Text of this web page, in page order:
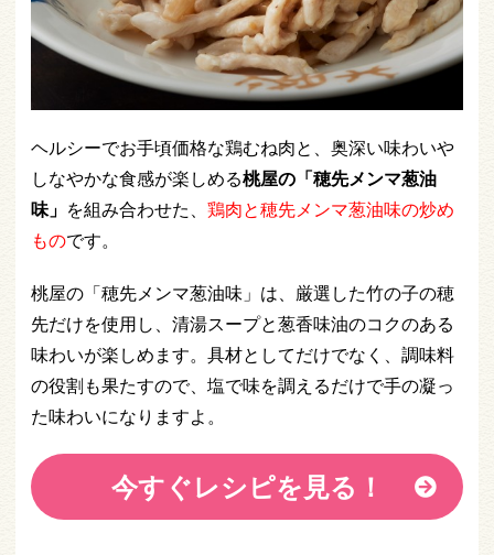
ヘルシーでお手頃価格な鶏むね肉と、奥深い味わいや
しなやかな食感が楽しめる桃屋の「穂先メンマ葱油
味」 を組み合わせた、 鶏肉と穂先メンマ葱油味の炒め
ものです。
桃屋の「穂先メンマ葱油味」は、厳選した竹の子の穂
先だけを使用し、清湯スープと葱香味油のコクのある
味わいが楽しめます。具材としてだけでなく、調味料
の役割も果たすので、塩で味を調えるだけで手の凝っ
た味わいになりますよ。
今すぐレシピを見る！